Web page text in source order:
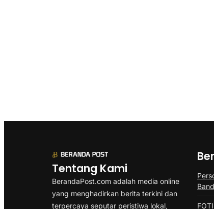
Tentang Kami
BerandaPost.com adalah media online
yang menghadirkan berita terkini dan
terpercaya seputar peristiwa lokal,